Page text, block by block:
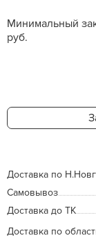
Минимальный
руб.
Доставка по
Самовывоз
Доставка до ТК
Доставка по